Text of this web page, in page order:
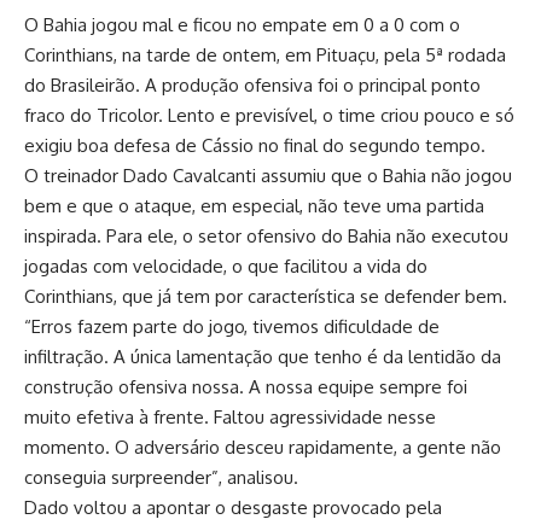
O Bahia jogou mal e ficou no empate em 0 a 0 com o
Corinthians, na tarde de ontem, em Pituaçu, pela 5ª rodada
do Brasileirão. A produção ofensiva foi o principal ponto
fraco do Tricolor. Lento e previsível, o time criou pouco e só
exigiu boa defesa de Cássio no final do segundo tempo.
O treinador Dado Cavalcanti assumiu que o Bahia não jogou
bem e que o ataque, em especial, não teve uma partida
inspirada. Para ele, o setor ofensivo do Bahia não executou
jogadas com velocidade, o que facilitou a vida do
Corinthians, que já tem por característica se defender bem.
“Erros fazem parte do jogo, tivemos dificuldade de
infiltração. A única lamentação que tenho é da lentidão da
construção ofensiva nossa. A nossa equipe sempre foi
muito efetiva à frente. Faltou agressividade nesse
momento. O adversário desceu rapidamente, a gente não
conseguia surpreender”, analisou.
Dado voltou a apontar o desgaste provocado pela